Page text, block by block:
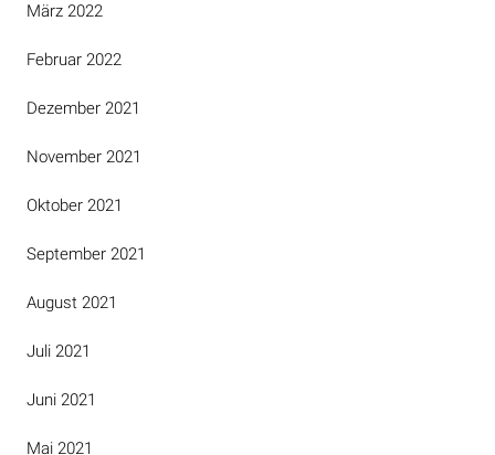
März 2022
Februar 2022
Dezember 2021
November 2021
Oktober 2021
September 2021
August 2021
Juli 2021
Juni 2021
Mai 2021